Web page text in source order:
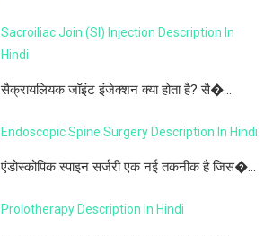
Sacroiliac Join (SI) Injection Description In
Hindi
सैक्रायलियक जॉइंट इंजेक्शन क्या होता है? सै�...
Endoscopic Spine Surgery Description In Hindi
एंडोस्कोपिक स्पाइन सर्जरी एक नई तकनीक है जिस�...
Prolotherapy Description In Hindi